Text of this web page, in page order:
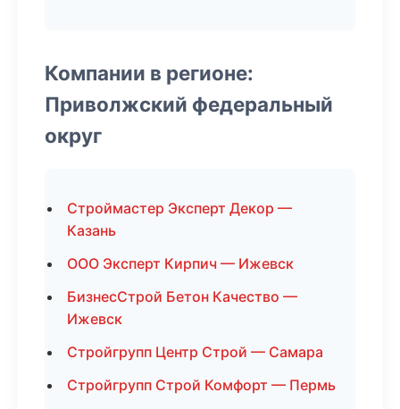
Компании в регионе:
Приволжский федеральный
округ
Строймастер Эксперт Декор —
Казань
ООО Эксперт Кирпич — Ижевск
БизнесСтрой Бетон Качество —
Ижевск
Стройгрупп Центр Строй — Самара
Стройгрупп Строй Комфорт — Пермь